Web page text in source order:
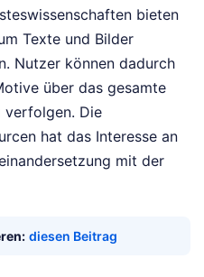
bieten
Texte und Bilder
Nutzer können dadurch
über das gesamte
verfolgen. Die
hat das Interesse an
mit der
diesen Beitrag